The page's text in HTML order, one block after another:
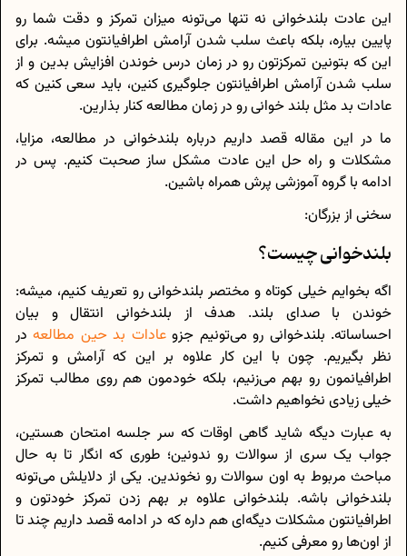
این عادت بلندخوانی نه تنها می‌تونه میزان تمرکز و دقت شما رو
پایین بیاره، بلکه باعث سلب شدن آرامش اطرافیانتون میشه. برای
این که بتونین تمرکزتون رو در زمان درس خوندن افزایش بدین و از
سلب شدن آرامش اطرافیانتون جلوگیری کنین، باید سعی کنین که
عادات بد مثل بلند خوانی رو در زمان مطالعه کنار بذارین.
ما در این مقاله قصد داریم درباره بلندخوانی در مطالعه، مزایا،
مشکلات و راه حل این عادت مشکل ساز صحبت کنیم. پس در
ادامه با گروه آموزشی پرش همراه باشین.
سخنی از بزرگان:
بلندخوانی چیست؟
اگه بخوایم خیلی کوتاه و مختصر بلندخوانی رو تعریف کنیم، میشه:
خوندن با صدای بلند. هدف از بلندخوانی انتقال و بیان
احساساته. بلندخوانی رو می‌تونیم جزوعادات بد حین مطالعهدر
نظر بگیریم. چون با این کار علاوه بر این که آرامش و تمرکز
اطرافیانمون رو بهم می‌زنیم، بلکه خودمون هم روی مطالب تمرکز
خیلی زیادی نخواهیم داشت.
به عبارت دیگه شاید گاهی اوقات که سر جلسه امتحان هستین،
جواب یک سری از سوالات رو ندونین؛ طوری که انگار تا به حال
مباحث مربوط به اون سوالات رو نخوندین. یکی از دلایلش می‌تونه
بلندخوانی باشه. بلندخوانی علاوه بر بهم زدن تمرکز خودتون و
اطرافیانتون مشکلات دیگه‌ای هم داره که در ادامه قصد داریم چند تا
از اون‌ها رو معرفی کنیم.